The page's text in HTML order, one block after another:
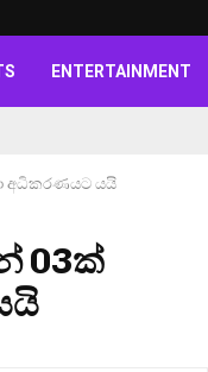
ENTERTAINMENT
අධිකරණයට යයි
03ක්